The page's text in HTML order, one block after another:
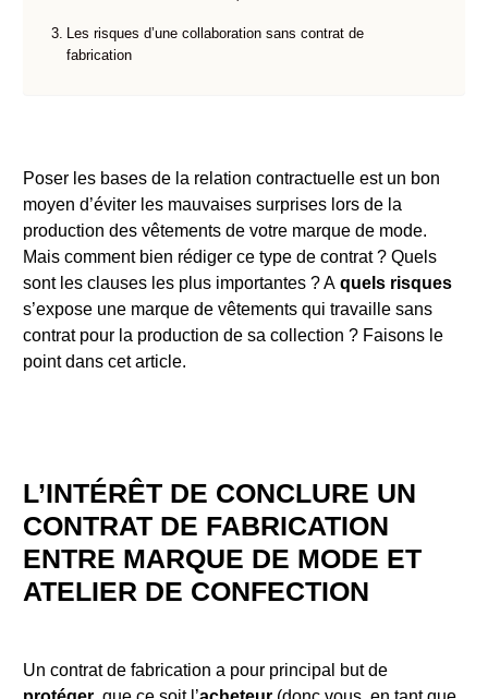
Les risques d’une collaboration sans contrat de
fabrication
Poser les bases de la relation contractuelle est un bon
moyen d’éviter les mauvaises surprises lors de la
production des vêtements de votre marque de mode.
Mais comment bien rédiger ce type de contrat ? Quels
sont les clauses les plus importantes ? A quels risques
s’expose une marque de vêtements qui travaille sans
contrat pour la production de sa collection ? Faisons le
point dans cet article.
L’INTÉRÊT DE CONCLURE UN
CONTRAT DE FABRICATION
ENTRE MARQUE DE MODE ET
ATELIER DE CONFECTION
Un contrat de fabrication a pour principal but de